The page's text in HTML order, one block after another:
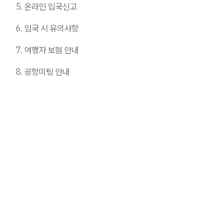
5. 온라인 입국신고
6. 입국 시 유의사항
7. 여행자 보험 안내
8. 공항미팅 안내